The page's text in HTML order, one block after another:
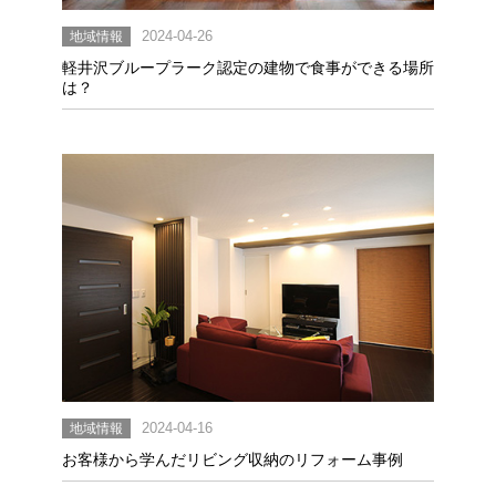
地域情報 2024-04-26
軽井沢ブループラーク認定の建物で食事ができる場所
は？
地域情報 2024-04-16
お客様から学んだリビング収納のリフォーム事例